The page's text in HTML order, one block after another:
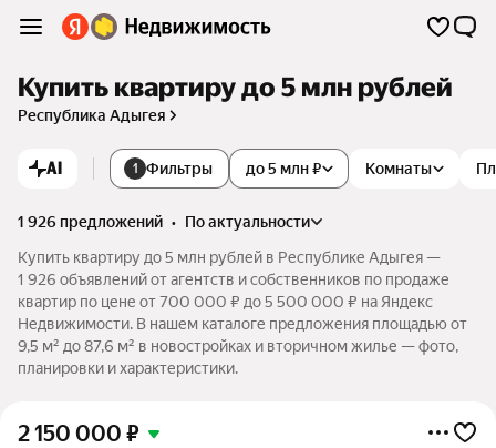
Купить квартиру до 5 млн рублей
Республика Адыгея
AI 1 Фильтры Комнаты
до 5 млн ₽
1 926 предложений •
по актуальности
Купить квартиру до 5 млн рублей в Республике Адыгея —
1 926 объявлений от агентств и собственников по продаже
квартир по цене от 700 000 ₽ до 5 500 000 ₽ на Яндекс
Недвижимости. В нашем каталоге предложения площадью от
9,5 м² до 87,6 м² в новостройках и вторичном жилье — фото,
планировки и характеристики.
2 150 000 ₽